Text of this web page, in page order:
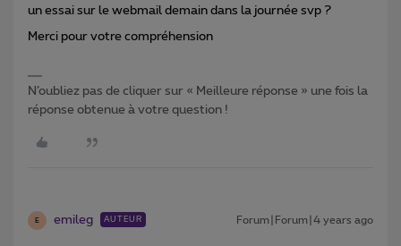
un essai sur le webmail demain dans la journée svp ?
Merci pour votre compréhension
N’oubliez pas de cliquer sur « Meilleure réponse » une fois la
réponse obtenue à votre question !
E emileg AUTEUR Forum|Forum|4 years ago